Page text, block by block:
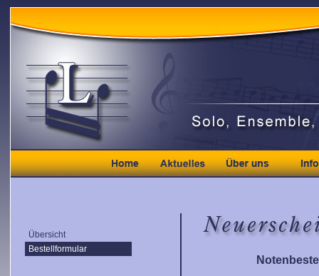
Übersicht
Bestellformular